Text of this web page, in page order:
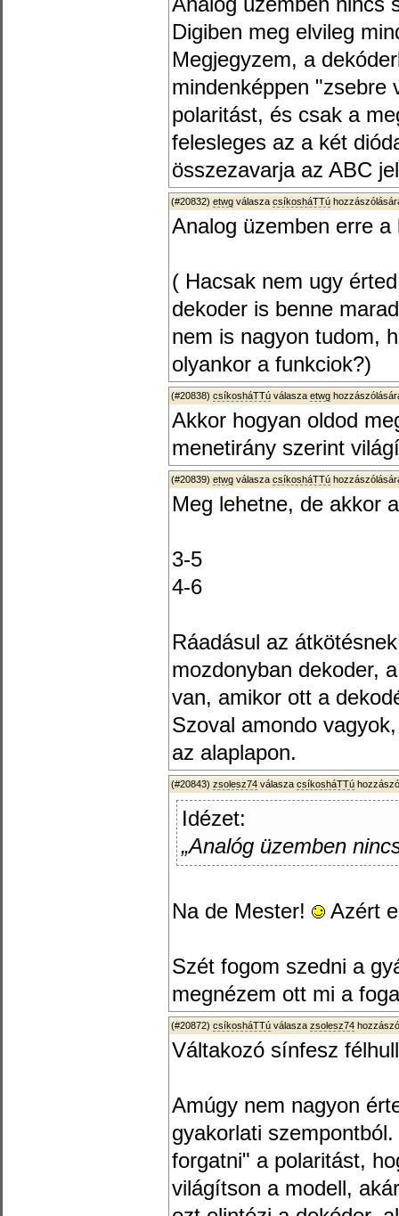
Digiben meg elvileg
Megjegyzem, a
mindenképpen "zsebre
polaritást, és csak a
felesleges az a két
összezavarja az ABC
(#20832) etwg válasza csíkosháTTú
Analog üzemben erre
( Hacsak nem ugy
dekoder is benne
nem is nagyon tudom,
olyankor a funkciok?)
(#20838) csíkosháTTú válasza etwg
Akkor hogyan oldod
menetirány szerint
(#20839) etwg válasza csíkosháTTú
Meg lehetne, de akkor
3-5
4-6
Ráadásul az
mozdonyban dekoder,
van, amikor ott a
Szoval amondo
az alaplapon.
(#20843) zsolesz74 válasza csíkosháTTú
Idézet:
„Analóg üzemben
Na de Mester! Azért
Szét fogom szedni a
megnézem ott mi a
(#20872) csíkosháTTú válasza zsolesz74
Váltakozó sínfesz
Amúgy nem nagyon
gyakorlati
forgatni" a polaritást,
világítson a modell,